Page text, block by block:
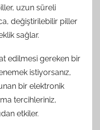
uzun süreli
değiştirilebilir piller
sağlar.
edilmesi gereken bir
istiyorsanız,
bir elektronik
tercihleriniz,
etkiler.